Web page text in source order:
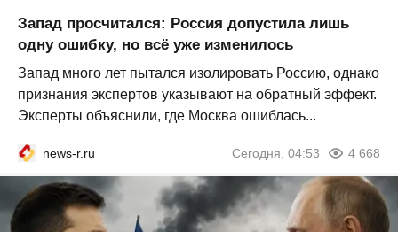
Запад просчитался: Россия допустила лишь
одну ошибку, но всё уже изменилось
Запад много лет пытался изолировать Россию, однако
признания экспертов указывают на обратный эффект.
Эксперты объяснили, где Москва ошиблась...
news-r.ru Сегодня, 04:53 4 668